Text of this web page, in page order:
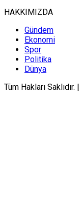
HAKKIMIZDA
Gündem
Ekonomi
Spor
Politika
Dünya
Tüm Hakları Saklıdır. |